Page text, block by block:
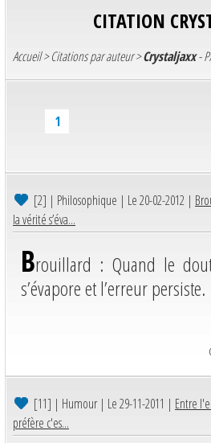
CITATION
Accueil>Citations par auteur>Crystaljaxx-
1
[2] | Philosophique | Le 20-02-2012 |
la vérité s’éva...
Brouillard : Quand le
s’évapore et l’erreur persiste.
[11] | Humour | Le 29-11-2011 | Entre
préfère c'es...